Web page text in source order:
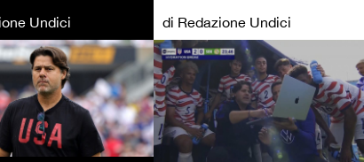
Undici
di Redazione Undici
CALCIO